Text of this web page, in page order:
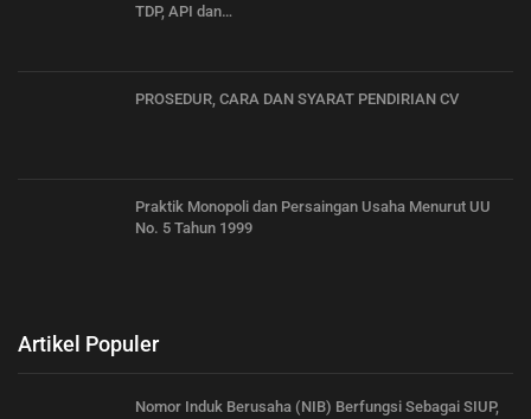
TDP, API dan…
PROSEDUR, CARA DAN SYARAT PENDIRIAN CV
Praktik Monopoli dan Persaingan Usaha Menurut UU
No. 5 Tahun 1999
Artikel Populer
Nomor Induk Berusaha (NIB) Berfungsi Sebagai SIUP,